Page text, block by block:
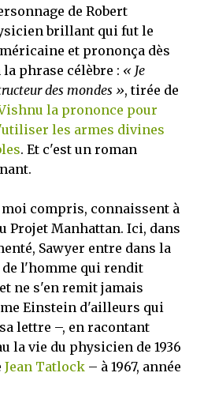
de Robert
brillant qui fut le
et prononça dès
phrase célèbre : « Je
des mondes », tirée de
la prononce pour
les armes divines
. Et c'est un roman
compris, connaissent à
Projet Manhattan. Ici, dans
Sawyer entre dans la
l'homme qui rendit
ne s'en remit jamais
Einstein d'ailleurs qui
lettre –, en racontant
la vie du physicien de 1936
Jean Tatlock – à 1967, année